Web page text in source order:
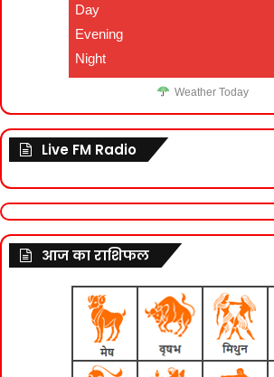
Day
Evening
Night
Weather Today
Live FM Radio
आज का राशिफल